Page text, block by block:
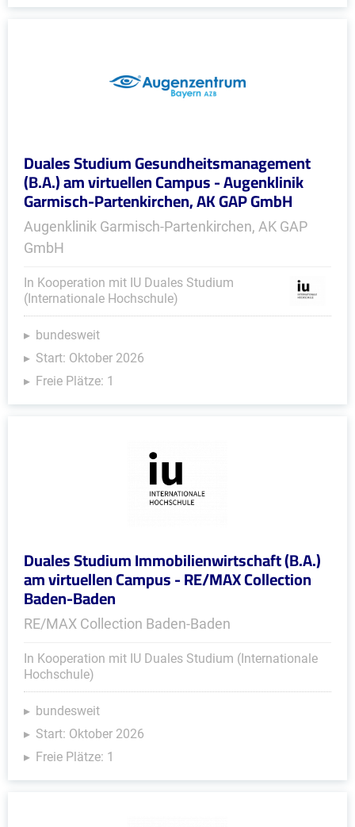
Duales Studium Gesundheitsmanagement
(B.A.) am virtuellen Campus - Augenklinik
Garmisch-Partenkirchen, AK GAP GmbH
Augenklinik Garmisch-Partenkirchen, AK GAP
GmbH
In Kooperation mit IU Duales Studium
(Internationale Hochschule)
bundesweit
Start: Oktober 2026
Freie Plätze: 1
Duales Studium Immobilienwirtschaft (B.A.)
am virtuellen Campus - RE/MAX Collection
Baden-Baden
RE/MAX Collection Baden-Baden
In Kooperation mit IU Duales Studium (Internationale
Hochschule)
bundesweit
Start: Oktober 2026
Freie Plätze: 1